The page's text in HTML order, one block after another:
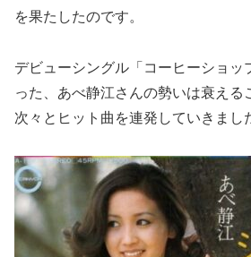
を果たしたのです。
デビューシングル「コーヒーショッ
った、あべ静江さんの勢いは衰える
次々とヒット曲を連発していきまし